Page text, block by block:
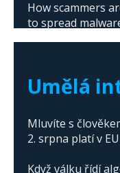
How scammers
to spread
Umělá
Mluvíte s
2. srpna platí v
Když válku řídí